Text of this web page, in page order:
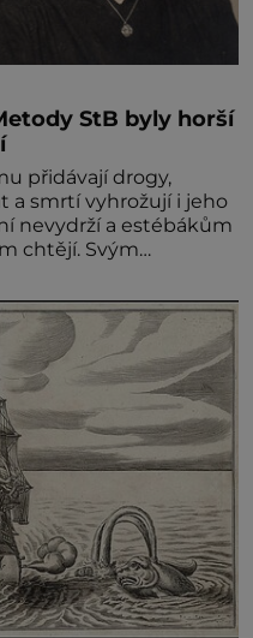
StB byly horší
přidávají drogy,
a smrtí vyhrožují i jeho
nevydrží a estébákům
chtějí. Svým
ani psychický nátlak.
být knězem a